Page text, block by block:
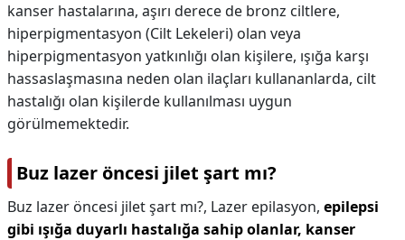
kanser hastalarına, aşırı derece de bronz ciltlere,
hiperpigmentasyon (Cilt Lekeleri) olan veya
hiperpigmentasyon yatkınlığı olan kişilere, ışığa karşı
hassaslaşmasına neden olan ilaçları kullananlarda, cilt
hastalığı olan kişilerde kullanılması uygun
görülmemektedir.
Buz lazer öncesi jilet şart mı?
Buz lazer öncesi jilet şart mı?, Lazer epilasyon, epilepsi
gibi ışığa duyarlı hastalığa sahip olanlar, kanser